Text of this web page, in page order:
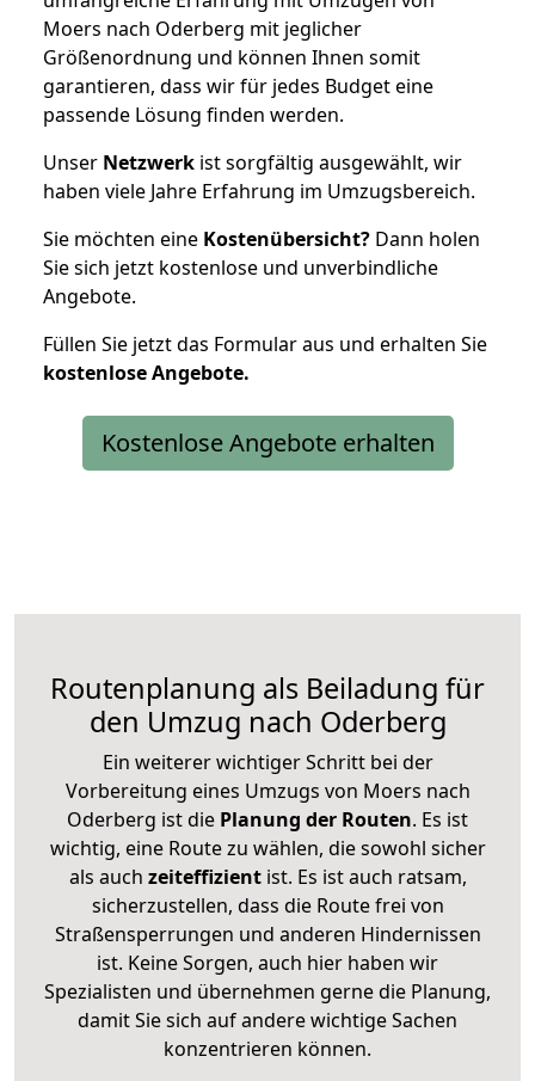
Moers nach Oderberg mit jeglicher
Größenordnung und können Ihnen somit
garantieren, dass wir für jedes Budget eine
passende Lösung finden werden.
Unser Netzwerk ist sorgfältig ausgewählt, wir
haben viele Jahre Erfahrung im Umzugsbereich.
Sie möchten eine Kostenübersicht? Dann holen
Sie sich jetzt kostenlose und unverbindliche
Angebote.
Füllen Sie jetzt das Formular aus und erhalten Sie
kostenloseAngebote.
Kostenlose Angebote erhalten
Routenplanung als Beiladung für
den Umzug nach Oderberg
Ein weiterer wichtiger Schritt bei der
Vorbereitung eines Umzugs von Moers nach
Oderberg ist die Planung der Routen. Es ist
wichtig, eine Route zu wählen, die sowohl sicher
als auch zeiteffizientist. Es ist auch ratsam,
sicherzustellen, dass die Route frei von
Straßensperrungen und anderen Hindernissen
ist. Keine Sorgen, auch hier haben wir
Spezialisten und übernehmen gerne die Planung,
damit Sie sich auf andere wichtige Sachen
konzentrieren können.